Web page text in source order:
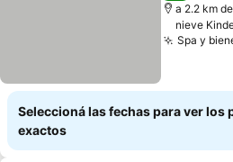
a 2.2 km
nieve
Spa y
Seleccioná las fechas para ver los
exactos